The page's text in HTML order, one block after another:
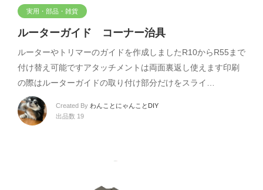
実用・部品・雑貨
ルーターガイド コーナー治具
ルーターやトリマーのガイドを作成しましたR10からR55まで
付け替え可能ですアタッチメントは両面裏返し使えます印刷
の際はルーターガイドの取り付け部分だけをスライ…
Created By わんことにゃんことDIY
出品数 19